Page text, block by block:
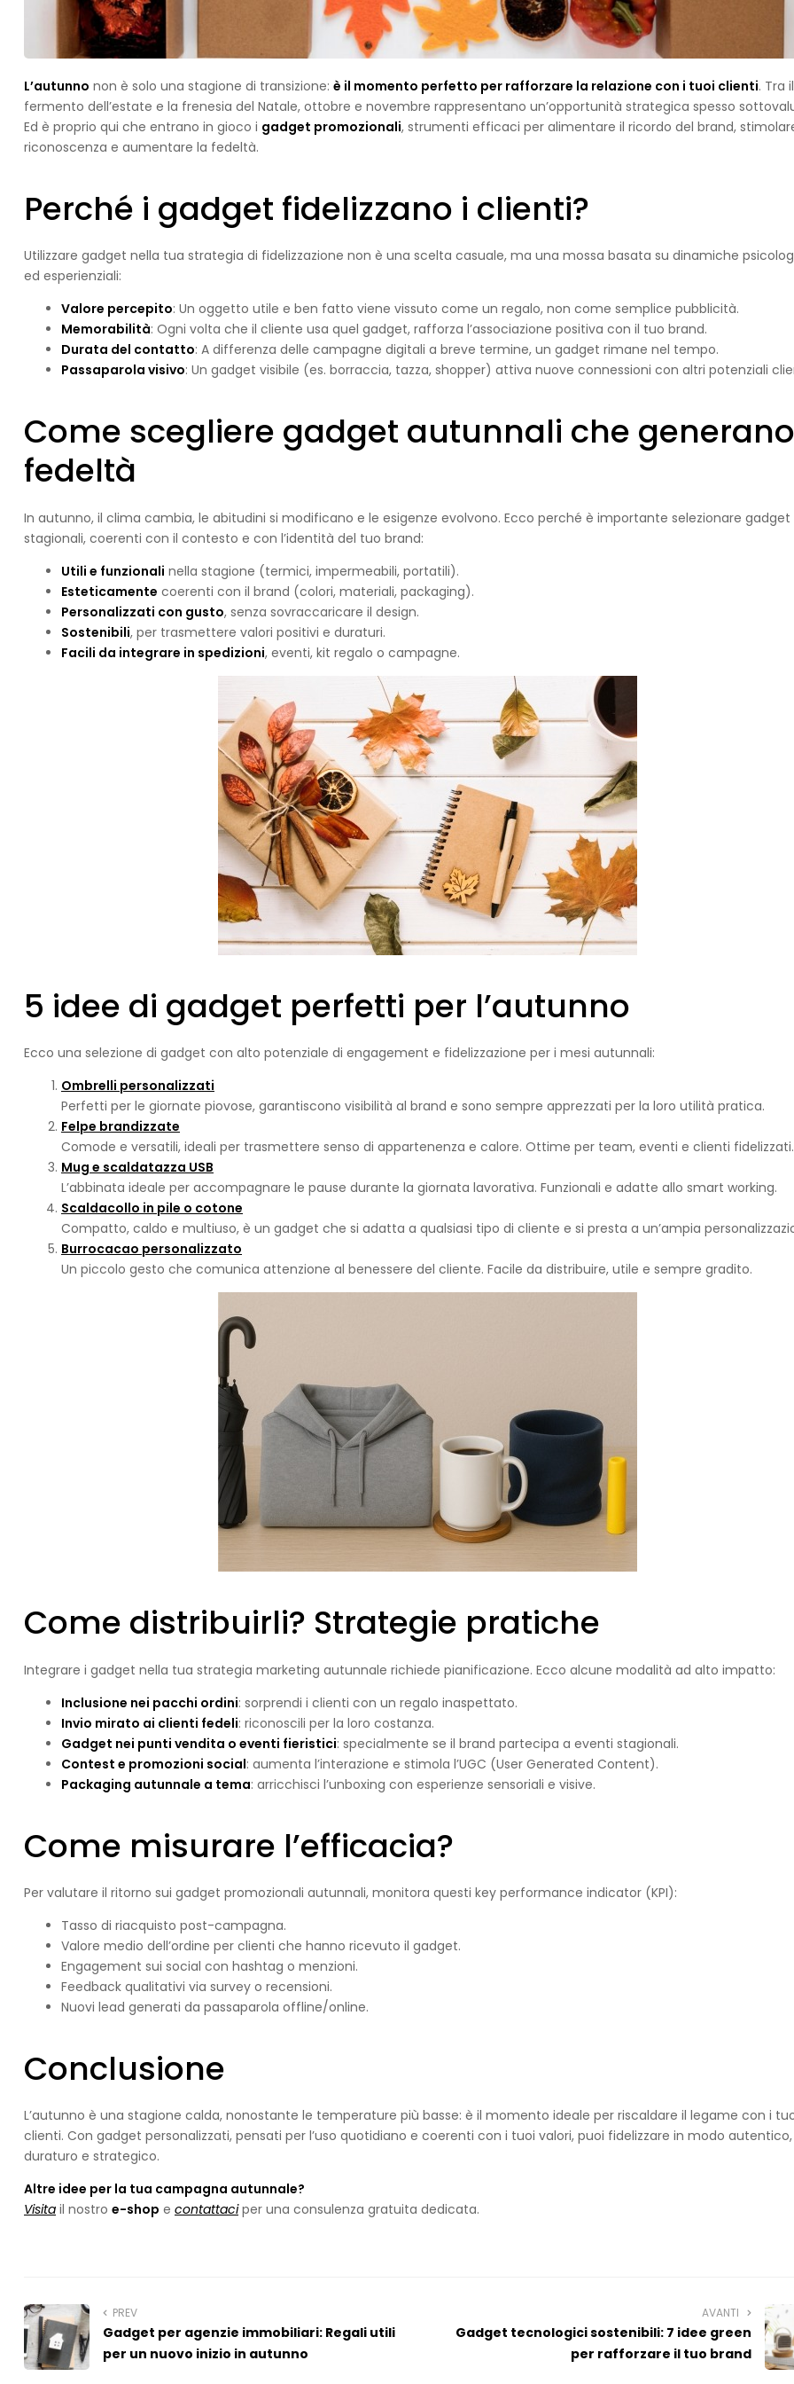
L’autunno non è solo una stagione di transizione: è il momento perfetto per rafforzare la relazione con i tuoi clienti. Tra il
fermento dell’estate e la frenesia del Natale, ottobre e novembre rappresentano un’opportunità strategica spesso
Ed è proprio qui che entrano in gioco i gadget promozionali, strumenti efficaci per alimentare il ricordo del brand,
riconoscenza e aumentare la fedeltà.
Perché i gadget fidelizzano i clienti?
Utilizzare gadget nella tua strategia di fidelizzazione non è una scelta casuale, ma una mossa basata su dinamiche
ed esperienziali:
Valore percepito: Un oggetto utile e ben fatto viene vissuto come un regalo, non come semplice pubblicità.
Memorabilità: Ogni volta che il cliente usa quel gadget, rafforza l’associazione positiva con il tuo brand.
Durata del contatto: A differenza delle campagne digitali a breve termine, un gadget rimane nel tempo.
Passaparola visivo: Un gadget visibile (es. borraccia, tazza, shopper) attiva nuove connessioni con altri potenziali
Come scegliere gadget autunnali che generano
fedeltà
In autunno, il clima cambia, le abitudini si modificano e le esigenze evolvono. Ecco perché è importante selezionare gadget
stagionali, coerenti con il contesto e con l’identità del tuo brand:
Utili e funzionali nella stagione (termici, impermeabili, portatili).
Esteticamente coerenti con il brand (colori, materiali, packaging).
Personalizzati con gusto, senza sovraccaricare il design.
Sostenibili, per trasmettere valori positivi e duraturi.
Facili da integrare in spedizioni, eventi, kit regalo o campagne.
5 idee di gadget perfetti per l’autunno
Ecco una selezione di gadget con alto potenziale di engagement e fidelizzazione per i mesi autunnali:
Ombrelli personalizzati
Perfetti per le giornate piovose, garantiscono visibilità al brand e sono sempre apprezzati per la loro utilità pratica.
Felpe brandizzate
Comode e versatili, ideali per trasmettere senso di appartenenza e calore. Ottime per team, eventi e clienti fidelizzati.
Mug e scaldatazza USB
L’abbinata ideale per accompagnare le pause durante la giornata lavorativa. Funzionali e adatte allo smart working.
Scaldacollo in pile o cotone
Compatto, caldo e multiuso, è un gadget che si adatta a qualsiasi tipo di cliente e si presta a un’ampia
Burrocacao personalizzato
Un piccolo gesto che comunica attenzione al benessere del cliente. Facile da distribuire, utile e sempre gradito.
Come distribuirli? Strategie pratiche
Integrare i gadget nella tua strategia marketing autunnale richiede pianificazione. Ecco alcune modalità ad alto impatto:
Inclusione nei pacchi ordini: sorprendi i clienti con un regalo inaspettato.
Invio mirato ai clienti fedeli: riconoscili per la loro costanza.
Gadget nei punti vendita o eventi fieristici: specialmente se il brand partecipa a eventi stagionali.
Contest e promozioni social: aumenta l’interazione e stimola l’UGC (User Generated Content).
Packaging autunnale a tema: arricchisci l’unboxing con esperienze sensoriali e visive.
Come misurare l’efficacia?
Per valutare il ritorno sui gadget promozionali autunnali, monitora questi key performance indicator (KPI):
Tasso di riacquisto post-campagna.
Valore medio dell’ordine per clienti che hanno ricevuto il gadget.
Engagement sui social con hashtag o menzioni.
Feedback qualitativi via survey o recensioni.
Nuovi lead generati da passaparola offline/online.
Conclusione
L’autunno è una stagione calda, nonostante le temperature più basse: è il momento ideale per riscaldare il legame con i
clienti. Con gadget personalizzati, pensati per l’uso quotidiano e coerenti con i tuoi valori, puoi fidelizzare in modo autentico,
duraturo e strategico.
Altre idee per la tua campagna autunnale?
Visita il nostro e-shop e contattaciper una consulenza gratuita dedicata.
PREV
Gadget per agenzie immobiliari: Regali utili
per un nuovo inizio in autunno
AVANTI
Gadget tecnologici sostenibili: 7 idee green
per rafforzare il tuo brand